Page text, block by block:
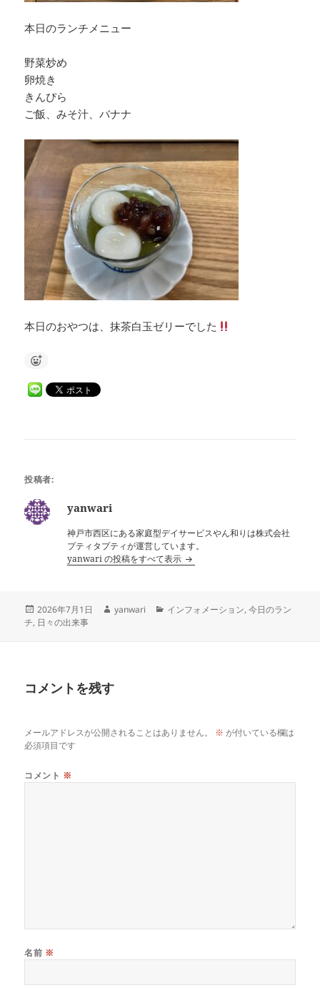
本日のランチメニュー
野菜炒め
卵焼き
きんぴら
ご飯、みそ汁、バナナ
本日のおやつは、抹茶白玉ゼリーでした
投稿者:
yanwari
神戸市西区にある家庭型デイサービスやん和りは株式会社
プティタプティが運営しています。
yanwari の投稿をすべて表示
投
稿
2026年7月1日
作
yanwari
カ
インフォメーション,今日のラン
チ, 日々の出来事
コメントを残す
メールアドレスが公開されることはありません。 ※ が付いている欄は
必須項目です
コメント ※
名前 ※